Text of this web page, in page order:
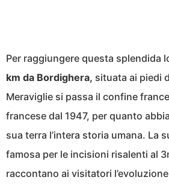
Per raggiungere questa splendida
km da Bordighera, situata ai piedi
Meraviglie si passa il confine
francese dal 1947, per quanto
sua terra l’intera storia umana. La
famosa per le incisioni risalenti al
raccontano ai visitatori l’evoluzione